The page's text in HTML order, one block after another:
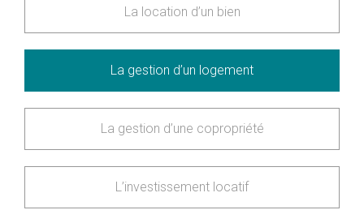
La location d’un bien
La gestion d’un logement
La gestion d’une copropriété
L’investissement locatif